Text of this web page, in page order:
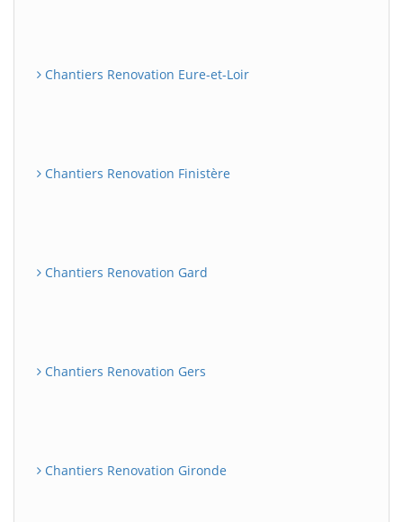
Chantiers Renovation Eure-et-Loir
Chantiers Renovation Finistère
Chantiers Renovation Gard
Chantiers Renovation Gers
Chantiers Renovation Gironde